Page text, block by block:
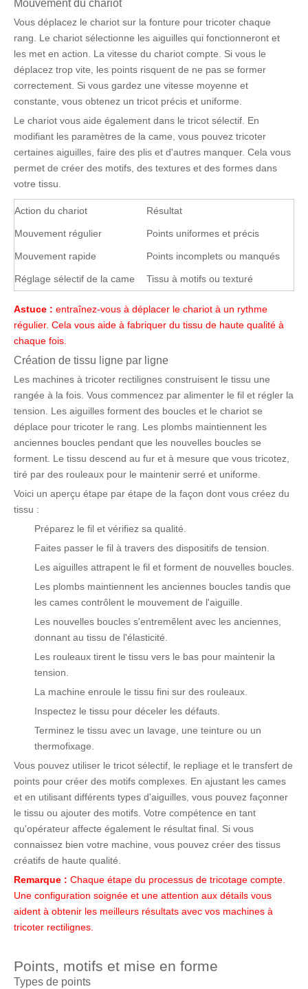
Mouvement du chariot
Vous déplacez le chariot sur la fonture pour tricoter chaque
rang. Le chariot sélectionne les aiguilles qui fonctionneront et
les met en action. La vitesse du chariot compte. Si vous le
déplacez trop vite, les points risquent de ne pas se former
correctement. Si vous gardez une vitesse moyenne et
constante, vous obtenez un tricot précis et uniforme.
Le chariot vous aide également dans le tricot sélectif. En
modifiant les paramètres de la came, vous pouvez tricoter
certaines aiguilles, faire des plis et d'autres manquer. Cela vous
permet de créer des motifs, des textures et des formes dans
votre tissu.
Action du chariot Résultat
Mouvement régulier Points uniformes et précis
Mouvement rapide Points incomplets ou manqués
Réglage sélectif de la came Tissu à motifs ou texturé
Astuce : entraînez-vous à déplacer le chariot à un rythme
régulier. Cela vous aide à fabriquer du tissu de haute qualité à
chaque fois.
Création de tissu ligne par ligne
Les machines à tricoter rectilignes construisent le tissu une
rangée à la fois. Vous commencez par alimenter le fil et régler la
tension. Les aiguilles forment des boucles et le chariot se
déplace pour tricoter le rang. Les plombs maintiennent les
anciennes boucles pendant que les nouvelles boucles se
forment. Le tissu descend au fur et à mesure que vous tricotez,
tiré par des rouleaux pour le maintenir serré et uniforme.
Voici un aperçu étape par étape de la façon dont vous créez du
tissu :
Préparez le fil et vérifiez sa qualité.
Faites passer le fil à travers des dispositifs de tension.
Les aiguilles attrapent le fil et forment de nouvelles boucles.
Les plombs maintiennent les anciennes boucles tandis que
les cames contrôlent le mouvement de l'aiguille.
Les nouvelles boucles s'entremêlent avec les anciennes,
donnant au tissu de l'élasticité.
Les rouleaux tirent le tissu vers le bas pour maintenir la
tension.
La machine enroule le tissu fini sur des rouleaux.
Inspectez le tissu pour déceler les défauts.
Terminez le tissu avec un lavage, une teinture ou un
thermofixage.
Vous pouvez utiliser le tricot sélectif, le repliage et le transfert de
points pour créer des motifs complexes. En ajustant les cames
et en utilisant différents types d'aiguilles, vous pouvez façonner
le tissu ou ajouter des motifs. Votre compétence en tant
qu'opérateur affecte également le résultat final. Si vous
connaissez bien votre machine, vous pouvez créer des tissus
créatifs de haute qualité.
Remarque : Chaque étape du processus de tricotage compte.
Une configuration soignée et une attention aux détails vous
aident à obtenir les meilleurs résultats avec vos machines à
tricoter rectilignes.
Points, motifs et mise en forme
Types de points